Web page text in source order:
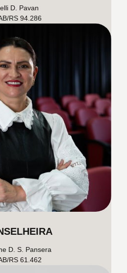
D. Pavan
RS 94.286
D. S. Pansera
RS 61.462